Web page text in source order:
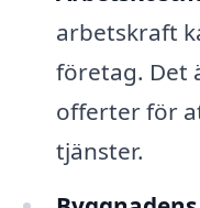
arbetskraft
företag. Det
offerter för
tjänster.